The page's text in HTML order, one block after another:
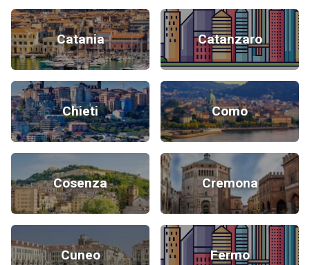
Catania Catanzaro
Chieti Como
Cosenza Cremona
Cuneo Fermo